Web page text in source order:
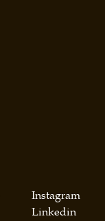
Instagram
Linkedin